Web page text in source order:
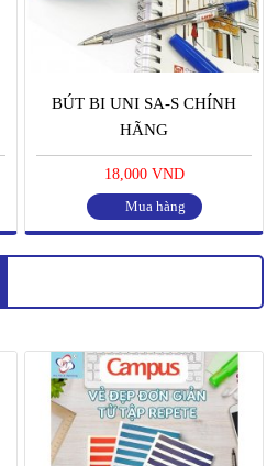
BÚT BI UNI SA-S CHÍNH
HÃNG
18,000 VND
Mua hàng